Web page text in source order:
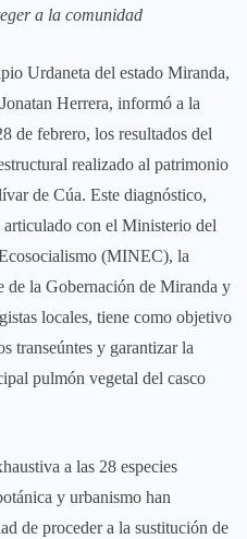
a la comunidad
Urdaneta del estado Miranda,
Herrera, informó a la
de febrero, los resultados del
realizado al patrimonio
de Cúa. Este diagnóstico,
con el Ministerio del
(MINEC), la
de la Gobernación de Miranda y
locales, tiene como objetivo
transeúntes y garantizar la
pulmón vegetal del casco
a las 28 especies
y urbanismo han
de proceder a la sustitución de